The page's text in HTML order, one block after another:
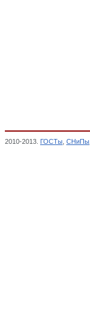
2010-2013. ГОСТы СНиПы